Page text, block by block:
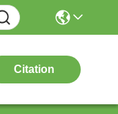
Citation